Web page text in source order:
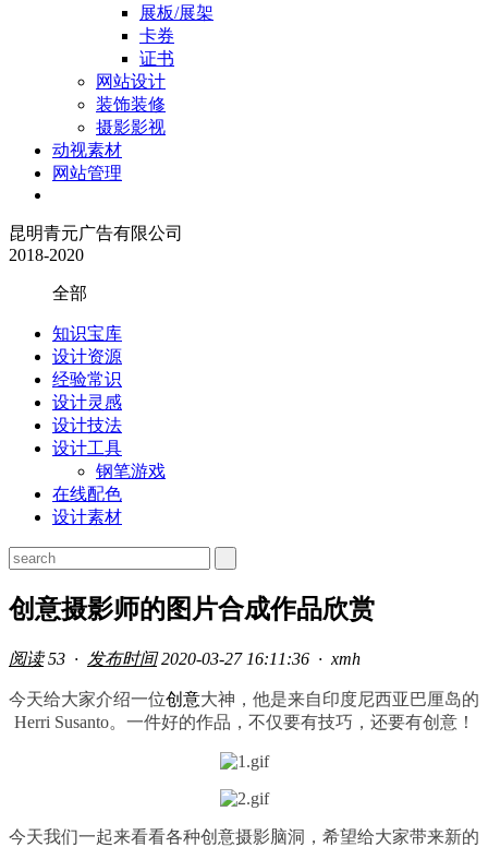
展板/展架
卡券
证书
网站设计
装饰装修
摄影影视
动视素材
网站管理
昆明青元广告有限公司
2018-2020
全部
知识宝库
设计资源
经验常识
设计灵感
设计技法
设计工具
钢笔游戏
在线配色
设计素材
创意摄影师的图片合成作品欣赏
阅读 53 · 发布时间 2020-03-27 16:11:36 · xmh
今天给大家介绍一位创意大神，他是来自印度尼西亚巴厘岛的
Herri Susanto。一件好的作品，不仅要有技巧，还要有创意！
今天我们一起来看看各种创意摄影脑洞，希望给大家带来新的